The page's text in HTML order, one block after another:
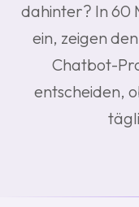
dahinter? In 60
ein, zeigen
Chatbot-
entscheiden,